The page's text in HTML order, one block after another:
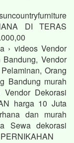
DI TERAS
› videos Vendor
Vendor
Orang
Bandung murah
Dekorasi
harga 10 Juta
dan murah
Sewa dekorasi